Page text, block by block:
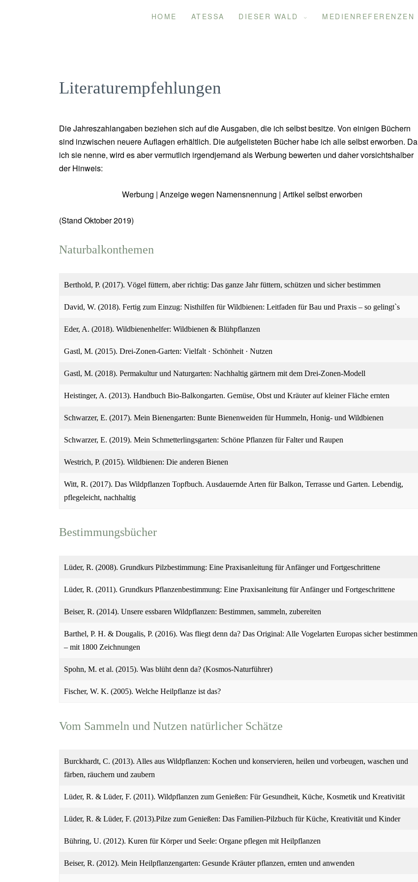
HOME ATESSA DIESER WALD MEDIENREFERENZEN
Literaturempfehlungen
Die Jahreszahlangaben beziehen sich auf die Ausgaben, die ich selbst besitze. Von einigen Büchern
sind inzwischen neuere Auflagen erhältlich. Die aufgelisteten Bücher habe ich alle selbst erworben. Da
ich sie nenne, wird es aber vermutlich irgendjemand als Werbung bewerten und daher vorsichtshalber
der Hinweis:
Werbung | Anzeige wegen Namensnennung | Artikel selbst erworben
(Stand Oktober 2019)
Naturbalkonthemen
Berthold, P. (2017). Vögel füttern, aber richtig: Das ganze Jahr füttern, schützen und sicher bestimmen
David, W. (2018). Fertig zum Einzug: Nisthilfen für Wildbienen: Leitfaden für Bau und Praxis – so gelingt`s
Eder, A. (2018). Wildbienenhelfer: Wildbienen & Blühpflanzen
Gastl, M. (2015). Drei-Zonen-Garten: Vielfalt · Schönheit · Nutzen
Gastl, M. (2018). Permakultur und Naturgarten: Nachhaltig gärtnern mit dem Drei-Zonen-Modell
Heistinger, A. (2013). Handbuch Bio-Balkongarten. Gemüse, Obst und Kräuter auf kleiner Fläche ernten
Schwarzer, E. (2017). Mein Bienengarten: Bunte Bienenweiden für Hummeln, Honig- und Wildbienen
Schwarzer, E. (2019). Mein Schmetterlingsgarten: Schöne Pflanzen für Falter und Raupen
Westrich, P. (2015). Wildbienen: Die anderen Bienen
Witt, R. (2017). Das Wildpflanzen Topfbuch. Ausdauernde Arten für Balkon, Terrasse und Garten. Lebendig,
pflegeleicht, nachhaltig
Bestimmungsbücher
Lüder, R. (2008). Grundkurs Pilzbestimmung: Eine Praxisanleitung für Anfänger und Fortgeschrittene
Lüder, R. (2011). Grundkurs Pflanzenbestimmung: Eine Praxisanleitung für Anfänger und Fortgeschrittene
Beiser, R. (2014). Unsere essbaren Wildpflanzen: Bestimmen, sammeln, zubereiten
Barthel, P. H. & Dougalis, P. (2016). Was fliegt denn da? Das Original: Alle Vogelarten Europas sicher bestimmen
– mit 1800 Zeichnungen
Spohn, M. et al. (2015). Was blüht denn da? (Kosmos-Naturführer)
Fischer, W. K. (2005). Welche Heilpflanze ist das?
Vom Sammeln und Nutzen natürlicher Schätze
Burckhardt, C. (2013). Alles aus Wildpflanzen: Kochen und konservieren, heilen und vorbeugen, waschen und
färben, räuchern und zaubern
Lüder, R. & Lüder, F. (2011). Wildpflanzen zum Genießen: Für Gesundheit, Küche, Kosmetik und Kreativität
Lüder, R. & Lüder, F. (2013).Pilze zum Genießen: Das Familien-Pilzbuch für Küche, Kreativität und Kinder
Bühring, U. (2012). Kuren für Körper und Seele: Organe pflegen mit Heilpflanzen
Beiser, R. (2012). Mein Heilpflanzengarten: Gesunde Kräuter pflanzen, ernten und anwenden